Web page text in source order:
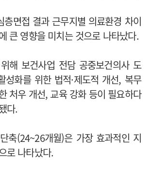
층면접 결과 근무지별 의료환경 차이
큰 영향을 미치는 것으로 나타났다.
해 보건사업 전담 공중보건의사 도
성화를 위한 법적·제도적 개선, 복무
처우 개선, 교육 강화 등이 필요하다
다.
축(24~26개월)은 가장 효과적인 지
로 나타났다.